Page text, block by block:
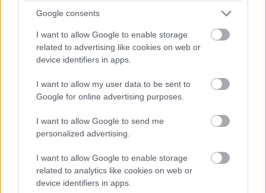
Google consents
I want to allow Google to enable storage
related to advertising like cookies on web or
device identifiers in apps.
I want to allow my user data to be sent to
Google for online advertising purposes.
I want to allow Google to send me
personalized advertising.
I want to allow Google to enable storage
related to analytics like cookies on web or
device identifiers in apps.
biztonsági felügyeleti megoldásait, valamint a felhőalapú
Building X Security Managert, illetve a hibrid kiépítéshez
elérhető Siveillance kiegészítéseket.
"Az automatizált biztonság egyre fontosabb szemponttá
válik az új üzemek felépítésénél, meglévő épületek
menedzsmentjében. A hazai piac is az olyan központi,
el, melyek rugalmasan változtathatóak a mindenkori
igényeknek megfelelően, könnyen hozzákapcsolhatóak
újabb és újabb perifériák, technológia vagy telephelyek,
de akár beléptetéshez kapcsolódó bérszámfejtési
rendszerek is. A Siemens több évtizede az